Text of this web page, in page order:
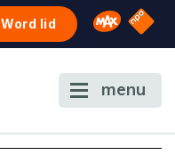
Word lid Omroep
NPO
menu